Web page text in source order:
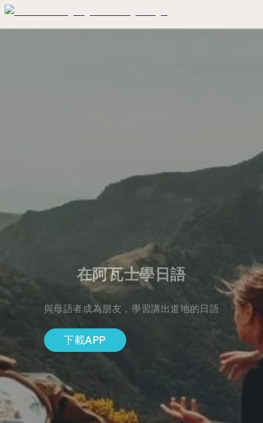
在阿瓦士學日語
與母語者成為朋友，學習講出道地的日語
下載APP